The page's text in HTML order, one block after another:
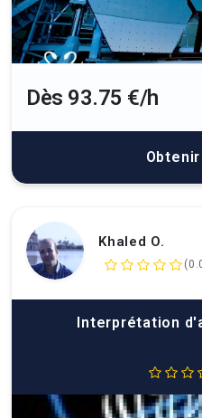
Dès 93.75 €/h
Khaled O.
Interprétation